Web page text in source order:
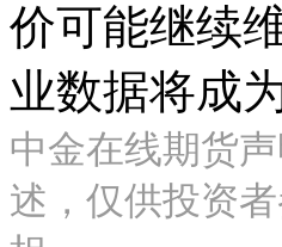
价可能继续
业数据将成
中金在线期货
述，仅供投资